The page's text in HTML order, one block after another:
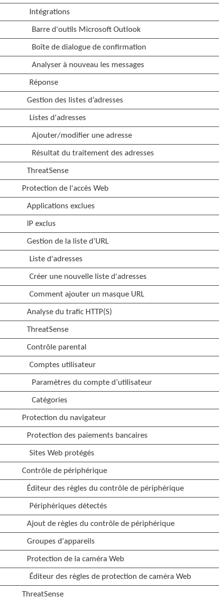
Intégrations
Barre d'outils Microsoft Outlook
Boîte de dialogue de confirmation
Analyser à nouveau les messages
Réponse
Gestion des listes d’adresses
Listes d'adresses
Ajouter/modifier une adresse
Résultat du traitement des adresses
ThreatSense
Protection de l'accès Web
Applications exclues
IP exclus
Gestion de la liste d’URL
Liste d'adresses
Créer une nouvelle liste d'adresses
Comment ajouter un masque URL
Analyse du trafic HTTP(S)
ThreatSense
Contrôle parental
Comptes utilisateur
Paramètres du compte d’utilisateur
Catégories
Protection du navigateur
Protection des paiements bancaires
Sites Web protégés
Contrôle de périphérique
Éditeur des règles du contrôle de périphérique
Périphériques détectés
Ajout de règles du contrôle de périphérique
Groupes d'appareils
Protection de la caméra Web
Éditeur des règles de protection de caméra Web
ThreatSense